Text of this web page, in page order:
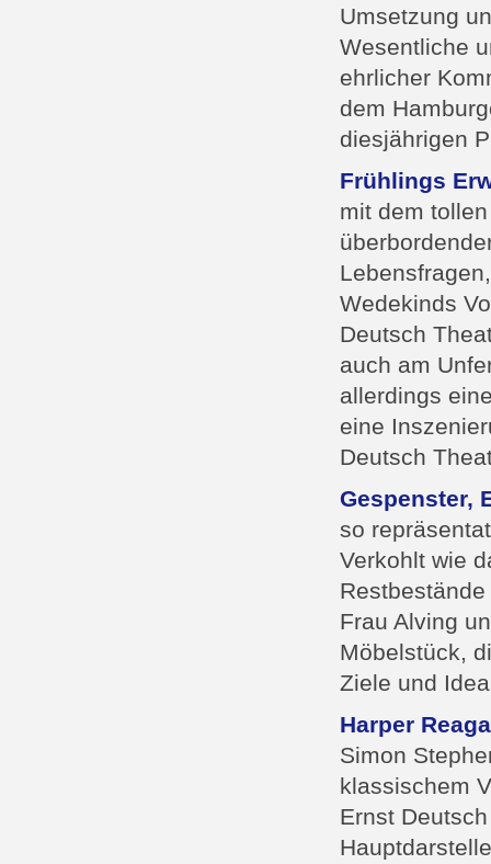
Umsetzung
Wesentliche
ehrlicher
dem
diesjährigen
Frühlings
mit dem
Wedekinds
Deutsch
auch am
allerdings
eine
Deutsch
Gespenster,
so
Verkohlt wie
Frau Alving
Möbelstück,
Ziele und
Harper
Simon
klassischem
Ernst